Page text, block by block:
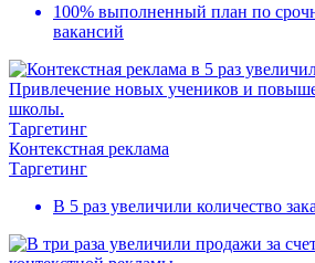
100% выполненный план по
вакансий
Привлечение новых учеников и
школы.
Таргетинг
Контекстная реклама
Таргетинг
В 5 раз увеличили количество